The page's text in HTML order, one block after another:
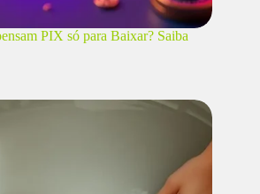
PIX só para Baixar? Saiba